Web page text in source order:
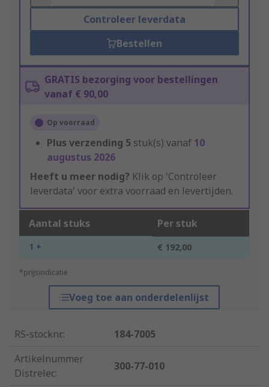
Controleer leverdata
Bestellen
GRATIS bezorging voor bestellingen
vanaf € 90,00
Op voorraad
Plus verzending 5 stuk(s) vanaf 10
augustus 2026
Heeft u meer nodig? Klik op 'Controleer
leverdata' voor extra voorraad en levertijden.
Aantal stuks Per stuk
1 + € 192,00
*prijsindicatie
Voeg toe aan onderdelenlijst
RS-stocknr.:
184-7005
Artikelnummer
Distrelec:
300-77-010